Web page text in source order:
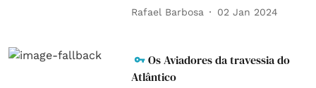
Rafael Barbosa 02 Jan 2024
Os Aviadores da travessia do
Atlântico